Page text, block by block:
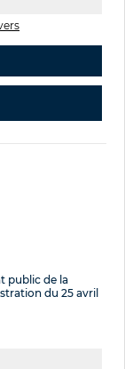
public de la
du 25 avril